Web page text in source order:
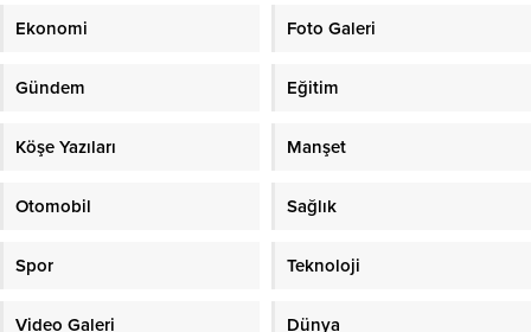
Ekonomi Foto Galeri
Gündem Eğitim
Köşe Yazıları Manşet
Otomobil Sağlık
Spor Teknoloji
Video Galeri Dünya